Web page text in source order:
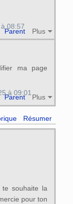
Parent Plus
08:57
ma page
Parent Plus
à 09:01
Résumer
souhaite la
pour ton